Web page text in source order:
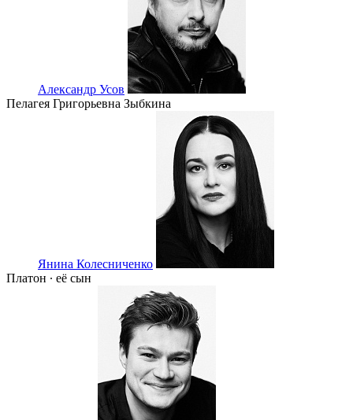
Александр Усов
Пелагея Григорьевна Зыбкина
Янина Колесниченко
Платон ∙ её сын